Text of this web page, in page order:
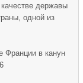
державы
одной из
Франции в канун